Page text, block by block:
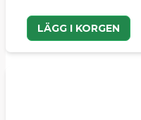
LÄGG I KORGEN